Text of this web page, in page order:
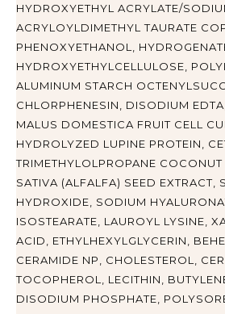
HYDROXYETHYL ACRYLATE/
ACRYLOYLDIMETHYL TAURATE
PHENOXYETHANOL,
HYDROXYETHYLCELLULOSE,
ALUMINUM STARCH
CHLORPHENESIN, DISODIUM
MALUS DOMESTICA FRUIT CELL
HYDROLYZED LUPINE PROTEIN,
TRIMETHYLOLPROPANE
SATIVA (ALFALFA) SEED EXTRACT,
HYDROXIDE, SODIUM
ISOSTEARATE, LAUROYL LYSINE,
ACID, ETHYLHEXYLGLYCERIN,
CERAMIDE NP, CHOLESTEROL,
TOCOPHEROL, LECITHIN,
DISODIUM PHOSPHATE,